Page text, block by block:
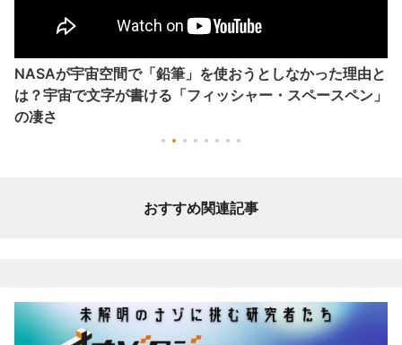
NASAが宇宙空間で「鉛筆」を使おうとしなかった理由と
は？宇宙で文字が書ける「フィッシャー・スペースペン」
の凄さ
おすすめ関連記事